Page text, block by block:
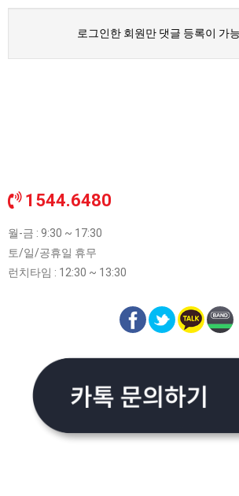
로그인한 회원만 댓글 등록이 가
1544.6480
월-금 : 9:30 ~ 17:30
토/일/공휴일 휴무
런치타임 : 12:30 ~ 13:30